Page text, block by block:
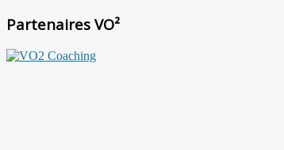
Partenaires VO²